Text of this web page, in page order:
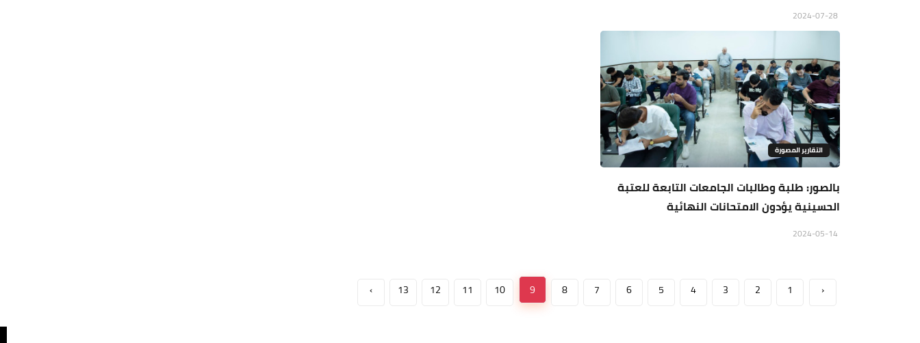
التقارير المصورة
بالصور: طلبة وطالبات الجامعات التابعة للعتبة
الحسينية يؤدون الامتحانات النهائية
‹
1
2
3
4
5
6
7
8
9
10
11
12
13
›